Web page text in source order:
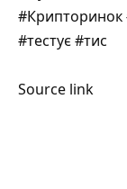
#Крипторинок
#тестує #тис
Source link